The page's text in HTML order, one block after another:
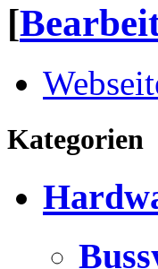
[
Kategorien